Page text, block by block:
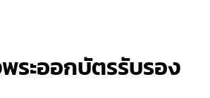
ระออกบัตรรับรอง